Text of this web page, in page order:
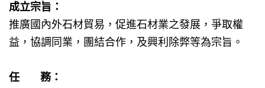
成立宗旨：
推廣國內外石材貿易，促進石材業之發展，爭取權
益，協調同業，團結合作，及興利除弊等為宗旨。
任 務：